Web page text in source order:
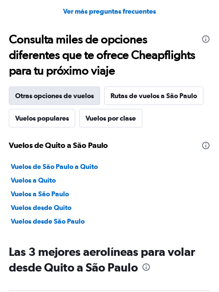
Ver más preguntas frecuentes
Consulta miles de opciones
diferentes que te ofrece Cheapflights
para tu próximo viaje
Otras opciones de vuelos Rutas de vuelos a São Paulo
Vuelos populares Vuelos por clase
Vuelos de Quito a São Paulo
Vuelos de São Paulo a Quito
Vuelos a Quito
Vuelos a São Paulo
Vuelos desde Quito
Vuelos desde São Paulo
Las 3 mejores aerolíneas para volar
desde Quito a São Paulo